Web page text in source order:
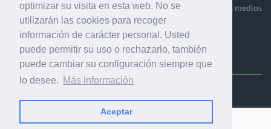
optimizar su visita en esta web. No se
utilizarán las cookies para recoger
información de carácter personal. Usted
puede permitir su uso o rechazarlo, también
puede cambiar su configuración siempre que
lo desee. Más información
Aceptar
el mercado de la comunicación gráfica que engloba diversos medios
profesionales especializados en el mercado gráfico, la
comunicación visual y el envasado.
Calle Fluvià 257, bajos, 08020 Barcelona (España)